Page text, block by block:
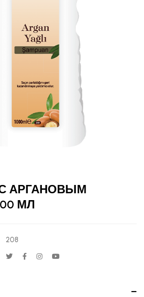
АРГАНОВЫМ
МЛ
208